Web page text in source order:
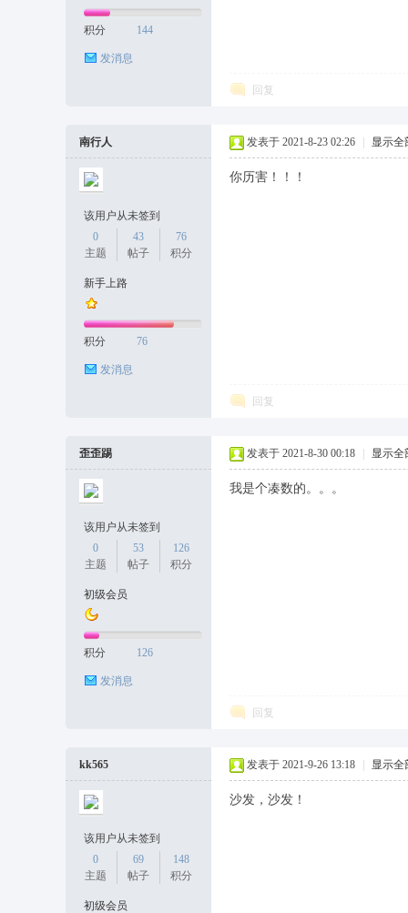
积分 144
发消息
回复
南行人
该用户从未签到
0
主题
43
帖子
76
积分
新手上路
积分 76
发消息
发表于 2021-8-23 02:26 显示全
你历害！！！
回复
歪歪踢
该用户从未签到
0
主题
53
帖子
126
积分
初级会员
积分 126
发消息
发表于 2021-8-30 00:18 显示全
我是个凑数的。。。
回复
kk565
该用户从未签到
0
主题
69
帖子
148
积分
初级会员
发表于 2021-9-26 13:18 显示全
沙发，沙发！